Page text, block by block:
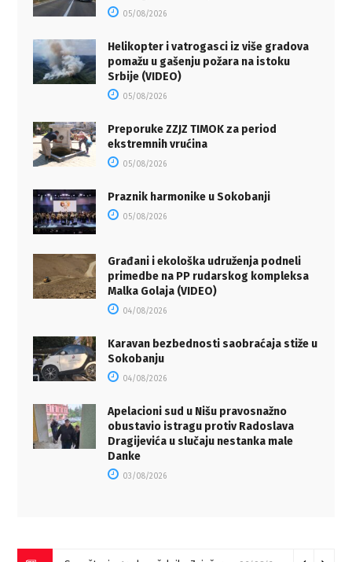
05/08/2026
Helikopter i vatrogasci iz više gradova
pomažu u gašenju požara na istoku
Srbije (VIDEO)
05/08/2026
Preporuke ZZJZ TIMOK za period
ekstremnih vrućina
05/08/2026
Praznik harmonike u Sokobanji
05/08/2026
Građani i ekološka udruženja podneli
primedbe na PP rudarskog kompleksa
Malka Golaja (VIDEO)
04/08/2026
Karavan bezbednosti saobraćaja stiže u
Sokobanju
04/08/2026
Apelacioni sud u Nišu pravosnažno
obustavio istragu protiv Radoslava
Dragijevića u slučaju nestanka male
Danke
03/08/2026